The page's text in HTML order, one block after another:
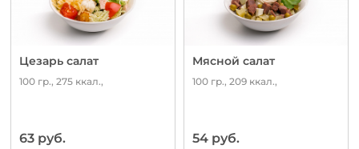
Цезарь салат
100 гр., 275 ккал.,
63 руб.
Мясной салат
100 гр., 209 ккал.,
54 руб.